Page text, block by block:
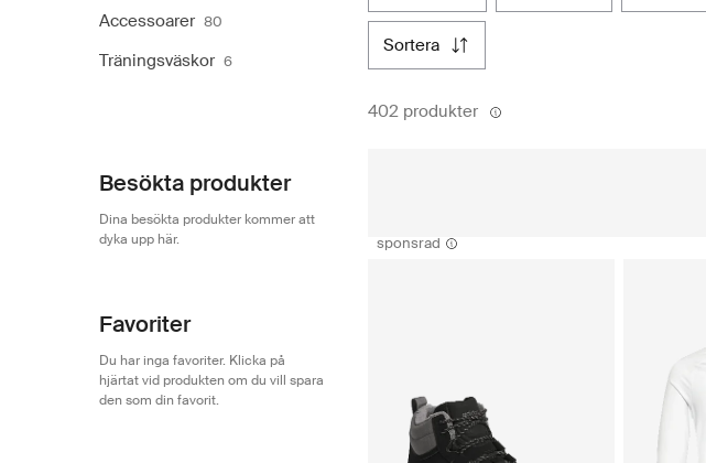
Accessoarer 80
Träningsväskor 6
Besökta produkter
Dina besökta produkter kommer att
dyka upp här.
Favoriter
Du har inga favoriter. Klicka på
hjärtat vid produkten om du vill spara
den som din favorit.
sortera
402 produkter
sponsrad